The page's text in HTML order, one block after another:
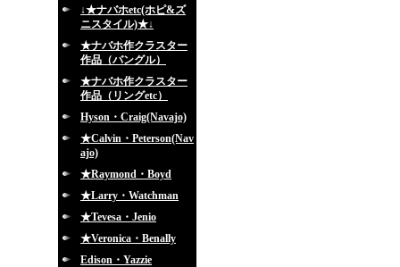
↓★ナバホetc(ホピ&ズ
ニスタイル)★↓
★ナバホ作クラスター
作品（バングル）
★ナバホ作クラスター
作品（リングetc）
Hyson・Craig(Navajo)
★Calvin・Peterson(Nav
ajo)
★Raymond・Boyd
★Larry・Watchman
★Tevesa・Jenio
★Veronica・Benally
Edison・Yazzie